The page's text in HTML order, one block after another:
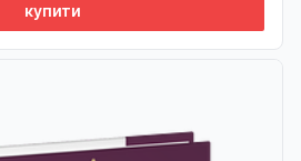
купити